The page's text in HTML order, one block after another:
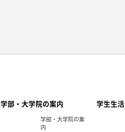
学部・大学院の案内
学部・大学院の案
内
学生生活